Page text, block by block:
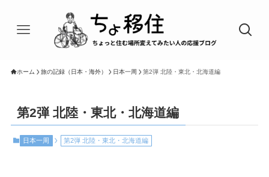
ホーム 旅の記録（日本・海外） 日本一周 第2弾 北陸・東北・北海道編
第2弾 北陸・東北・北海道編
日本一周 第2弾 北陸・東北・北海道編